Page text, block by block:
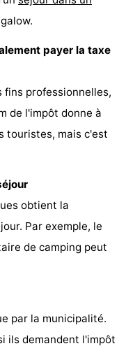
payer la taxe
fins professionnelles,
de l'impôt donne à
touristes, mais c'est
obtient la
Par exemple, le
de camping peut
par la municipalité.
ils demandent l'impôt